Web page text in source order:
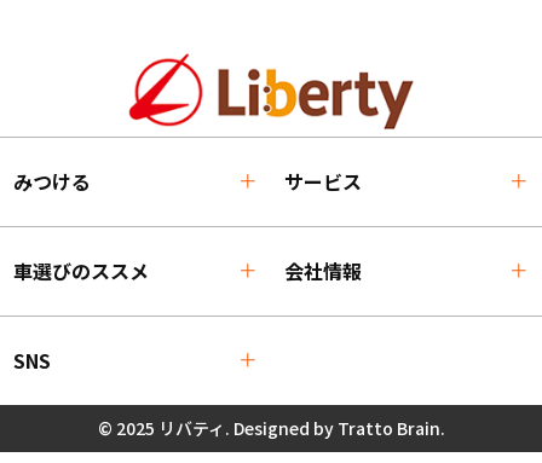
みつける サービス
車選びのススメ 会社情報
SNS
© 2025 リバティ. Designed by Tratto Brain.